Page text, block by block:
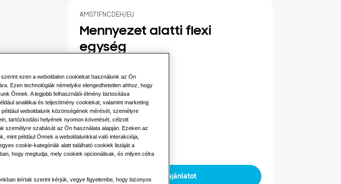
Mennyezet alatti flexi
egység
AM071FNCDEH/EU
5.6KW 7.1KW
Elérhető villamos teljesítmény
Egyfázisú
Kérjen ajánlatot
ezen a weboldalon cookiekat használunk az Ön
Ezen technológiák némelyike elengedhetetlen ahhoz, hogy
Önnek. A legjobb felhasználói élmény biztosítása
analitikai és teljesítmény cookiekat, valamint marketing
weboldalunk közönségének mérését, személyre
tartózkodási helyének nyomon követését, célzott
személyre szabását az Ön használata alapján. Ezeken az
mint például Önnek a weboldalunkkal való interakciója,
cookie-kategóriák alatt található cookiek listáját a
hogy megtudja, mely cookiek opcionálisak, és milyen célra
leírtak szerint kérjük, vegye figyelembe, hogy bizonyos